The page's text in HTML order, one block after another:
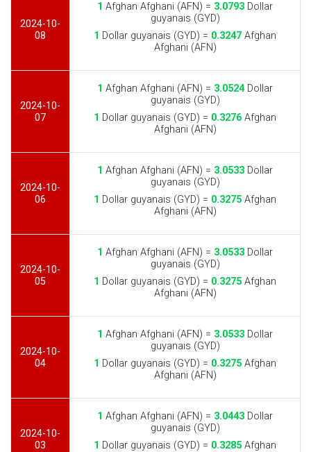
2024-10-
08
1 Afghan Afghani (AFN) = 3.0793 Dollar
guyanais (GYD)
1 Dollar guyanais (GYD) = 0.3247 Afghan
Afghani (AFN)
2024-10-
07
1 Afghan Afghani (AFN) = 3.0524Dollar
guyanais (GYD)
1 Dollar guyanais (GYD) = 0.3276 Afghan
Afghani (AFN)
2024-10-
06
1 Afghan Afghani (AFN) = 3.0533 Dollar
guyanais (GYD)
1 Dollar guyanais (GYD) = 0.3275 Afghan
Afghani (AFN)
2024-10-
05
1 Afghan Afghani (AFN) = 3.0533 Dollar
guyanais (GYD)
1 Dollar guyanais (GYD) = 0.3275 Afghan
Afghani (AFN)
2024-10-
04
1 Afghan Afghani (AFN) = 3.0533 Dollar
guyanais (GYD)
1 Dollar guyanais (GYD) = 0.3275 Afghan
Afghani (AFN)
2024-10-
03
1 Afghan Afghani (AFN) = 3.0443 Dollar
guyanais (GYD)
1 Dollar guyanais (GYD) = 0.3285 Afghan